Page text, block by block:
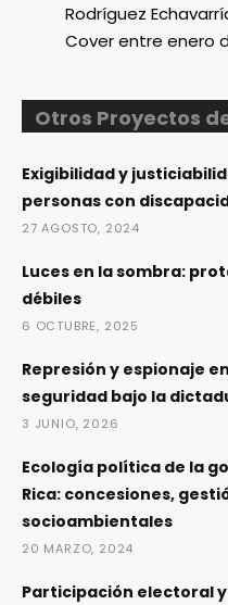
Rodríguez
Cover entre enero
Otros Proyectos
Exigibilidad y
personas con
27 AGOSTO, 2024
Luces en la sombra:
débiles
6 OCTUBRE, 2025
Represión y espionaje
seguridad bajo la
3 JUNIO, 2026
Ecología política de la
Rica: concesiones,
socioambientales
20 MARZO, 2024
Participación electoral